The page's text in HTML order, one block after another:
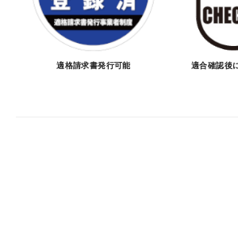
決済について
・ご注文後にメーカー確認を行
車に合うことを確認してから決
適格請求書発行可能
適合確認後